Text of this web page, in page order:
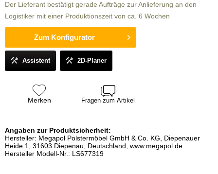
Der Lieferant bestätigt gerade Aufträge zur Anlieferung an den
Logistiker mit einer Produktionszeit von ca. 6 Wochen
Zum Konfigurator
Assistent 2D-Planer
Merken Fragen zum Artikel
Angaben zur Produktsicherheit:
Hersteller: Megapol Polstermöbel GmbH & Co. KG, Diepenauer
Heide 1, 31603 Diepenau, Deutschland, www.megapol.de
Hersteller Modell-Nr.: LS677319